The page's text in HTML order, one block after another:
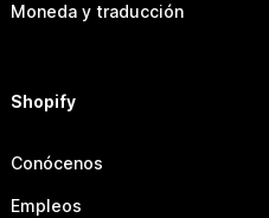
Moneda y traducción
Shopify
Conócenos
Empleos